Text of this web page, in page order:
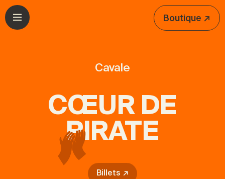
Aller à la navigation
Aller au contenu
Ouvrir le menu
Boutique ↗
Cavale
CŒUR DE
PIRATE
Billets ↗